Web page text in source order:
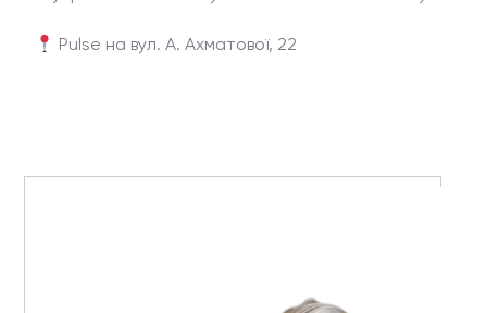
Pulse на вул. А. Ахматової, 22